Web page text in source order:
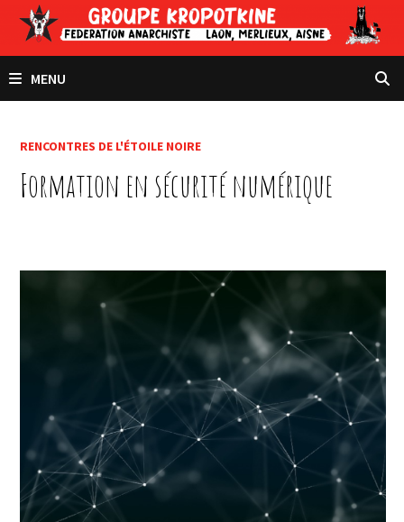
Passer
contenu
MENU
RENCONTRES DE L'ÉTOILE NOIRE
Formation en sécurité numérique